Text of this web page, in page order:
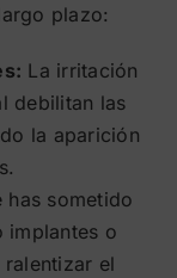
plazo:
La irritación
debilitan las
la aparición
has sometido
implantes o
el